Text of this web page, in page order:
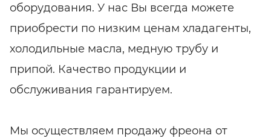
оборудования. У нас Вы всегда можете
приобрести по низким ценам хладагенты,
холодильные масла, медную трубу и
припой. Качество продукции и
обслуживания гарантируем.
Мы осуществляем продажу фреона от